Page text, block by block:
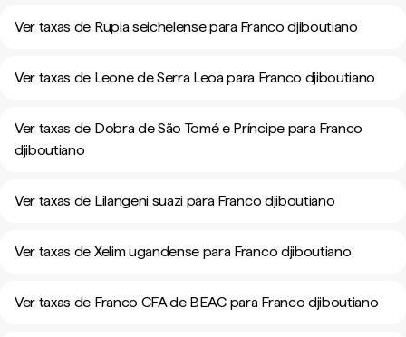
Ver taxas de Rupia seichelense para Franco djiboutiano
Ver taxas de Leone de Serra Leoa para Franco djiboutiano
Ver taxas de Dobra de São Tomé e Príncipe para Franco
djiboutiano
Ver taxas de Lilangeni suazi para Franco djiboutiano
Ver taxas de Xelim ugandense para Franco djiboutiano
Ver taxas de Franco CFA de BEAC para Franco djiboutiano